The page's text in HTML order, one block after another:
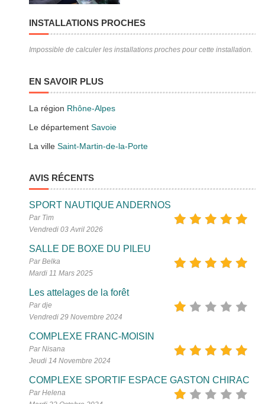
INSTALLATIONS PROCHES
Impossible de calculer les installations proches pour cette installation.
EN SAVOIR PLUS
La région Rhône-Alpes
Le départementSavoie
La villeSaint-Martin-de-la-Porte
AVIS RÉCENTS
SPORT NAUTIQUE ANDERNOS
Par Tim
Vendredi 03 Avril 2026
SALLE DE BOXE DU PILEU
Par Belka
Mardi 11 Mars 2025
Les attelages de la forêt
Par dje
Vendredi 29 Novembre 2024
COMPLEXE FRANC-MOISIN
Par Nisana
Jeudi 14 Novembre 2024
COMPLEXE SPORTIF ESPACE GASTON CHIRAC
Par Helena